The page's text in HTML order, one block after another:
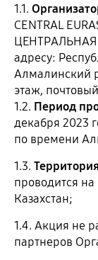
1.1.
CENTRAL
ЦЕНТРАЛЬНАЯ
адресу:
Алмалинский
этаж,
1.2. Период
декабря 2023
по времени
1.3.
проводится
Казахстан;
1.4. Акция не
партнеров